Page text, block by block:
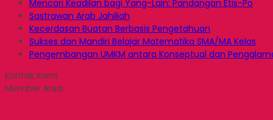
Mencari Keadilan bagi Yang-Lain: Pandangan Etis-Po
Sastrawan Arab Jahiliah
Kecerdasan Buatan Berbasis Pengetahuan
Sukses dan Mandiri Belajar Matematika SMA/MA Kelas
Pengembangan UMKM antara Konseptual dan
Kontak Kami
Member Area